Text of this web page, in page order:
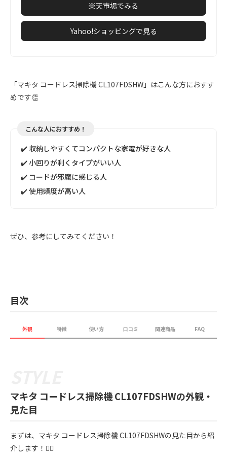
楽天市場でみる
Yahoo!ショッピングで見る
「マキタ コードレス掃除機 CL107FDSHW」はこんな方におすす
めです👏
こんな人におすすめ！
✔️ 収納しやすくてコンパクトな家電が好きな人
✔️ 小回りが利くタイプがいい人
✔️ コードが邪魔に感じる人
✔️ 使用頻度が高い人
ぜひ、参考にしてみてください！
目次
外観 特徴 使い方 口コミ 関連商品 FAQ
マキタ コードレス掃除機 CL107FDSHWの外観・
見た目
まずは、マキタ コードレス掃除機 CL107FDSHWの見た目から紹
介します！💁‍♀️